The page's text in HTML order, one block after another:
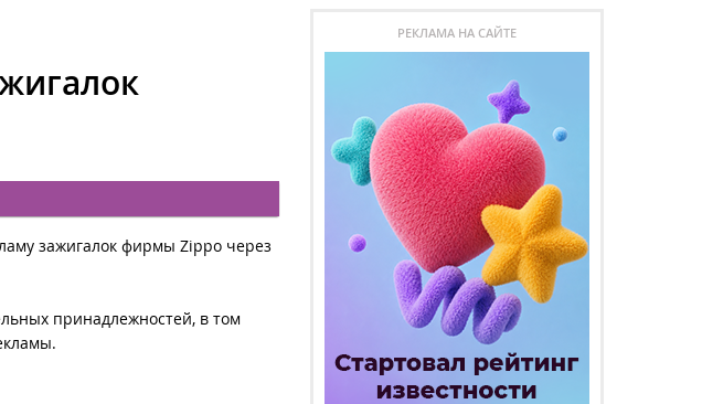
зажигалок фирмы Zippo через
принадлежностей, в том
РЕКЛАМА НА САЙТЕ